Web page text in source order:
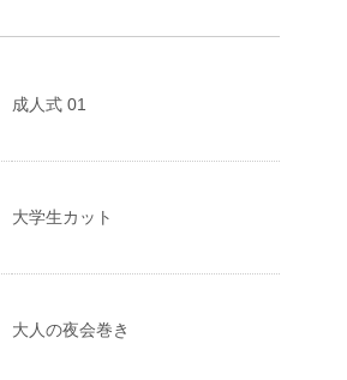
成人式 01
大学生カット
大人の夜会巻き